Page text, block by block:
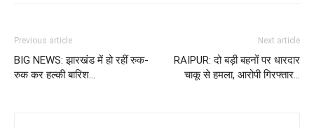
Previous article
BIG NEWS: झारखंड में हो रहीं रुक-
रुक कर हल्की बारिश…
Next article
RAIPUR: दो बड़ी बहनों पर धारदार
चाकू से हमला, आरोपी गिरफ्तार…